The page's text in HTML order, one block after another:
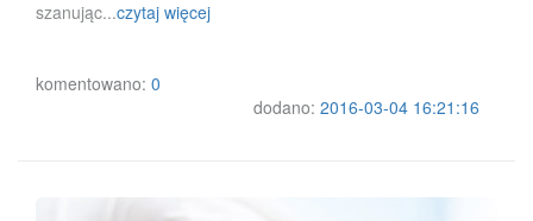
szanując...czytaj więcej
komentowano: 0
dodano: 2016-03-04 16:21:16